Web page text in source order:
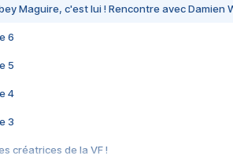
Maguire, c'est lui ! Rencontre avec Damien
6
5
4
3
créatrices de la VF !